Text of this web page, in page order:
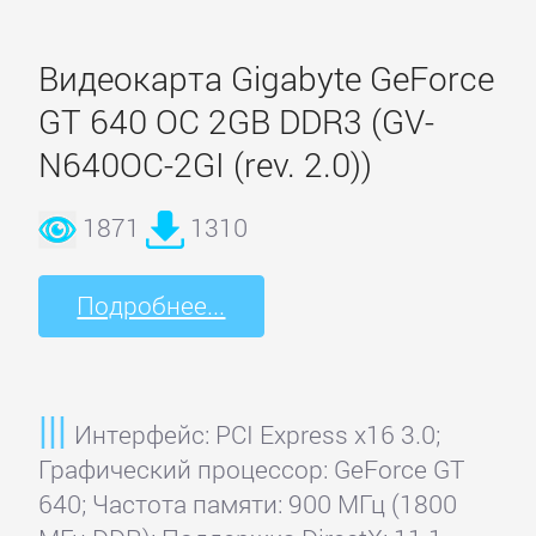
Видеокарта Gigabyte GeForce
GT 640 OC 2GB DDR3 (GV-
N640OC-2GI (rev. 2.0))
1871 1310
Подробнее...
Интерфейс: PCI Express x16 3.0;
Графический процессор: GeForce GT
640; Частота памяти: 900 МГц (1800
Orient
ST
Suba
Terratec
VIA